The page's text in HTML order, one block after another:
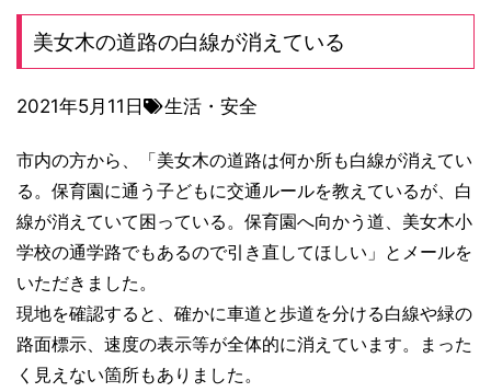
美女木の道路の白線が消えている
2021年5月11日 生活・安全
市内の方から、「美女木の道路は何か所も白線が消えてい
る。保育園に通う子どもに交通ルールを教えているが、白
線が消えていて困っている。保育園へ向かう道、美女木小
学校の通学路でもあるので引き直してほしい」とメールを
いただきました。
現地を確認すると、確かに車道と歩道を分ける白線や緑の
路面標示、速度の表示等が全体的に消えています。まった
く見えない箇所もありました。